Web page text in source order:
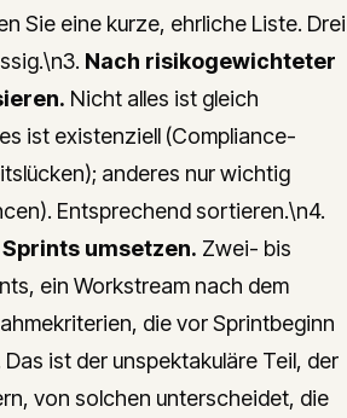
Sie eine kurze, ehrliche Liste. Drei
Nach risikogewichteter
Nicht alles ist gleich
ist existenziell (Compliance-
anderes nur wichtig
Entsprechend sortieren.\n4.
umsetzen. Zwei- bis
ein Workstream nach dem
die vor Sprintbeginn
ist der unspektakuläre Teil, der
von solchen unterscheidet, die